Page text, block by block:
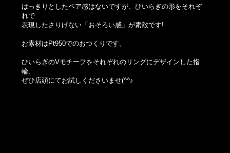
はっきりとしたペア感はないですが、ひいらぎの形をそれぞ
れで
表現したさりげない「おそろい感」が素敵です!
お素材はPt950でのおつくりです。
ひいらぎのVモチーフをそれぞれのリングにデザインした指
輪、
ぜひ店頭にてお試しくださいませ(^^♪